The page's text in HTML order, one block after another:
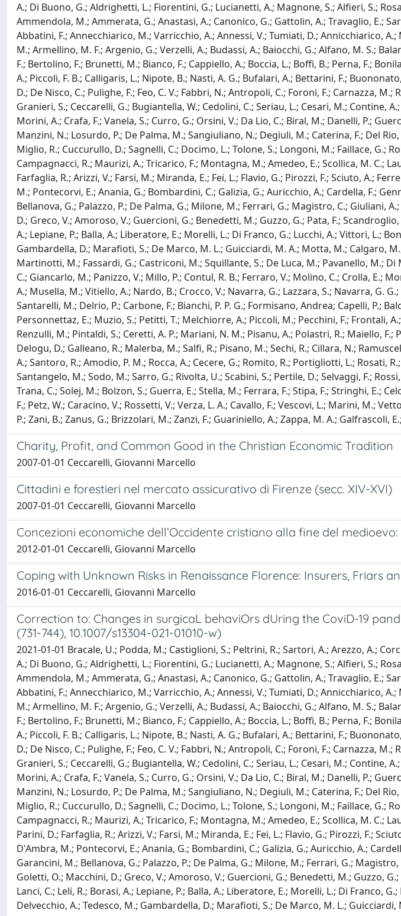
A.; Di Buono, G.; Aldrighetti, L.; Fiorentini, G.; Lucianetti, A.; Magnone, S.; Alfieri, S.;
Ammendola, M.; Ammerata, G.; Anastasi, A.; Canonico, G.; Gattolin, A.; Travaglio, E.;
Abbatini, F.; Annecchiarico, M.; Varricchio, A.; Annessi, V.; Tumiati, D.; Annicchiarico,
M.; Armellino, M. F.; Argenio, G.; Verzelli, A.; Budassi, A.; Baiocchi, G.; Alfano, M. S.;
F.; Bertolino, F.; Brunetti, M.; Bianco, F.; Cappiello, A.; Boccia, L.; Boffi, B.; Perna, F.;
A.; Piccoli, F. B.; Calligaris, L.; Nipote, B.; Nasti, A. G.; Bufalari, A.; Bettarini, F.;
D.; De Nisco, C.; Pulighe, F.; Feo, C. V.; Fabbri, N.; Antropoli, C.; Foroni, F.; Carnazza,
Granieri, S.; Ceccarelli, G.; Bugiantella, W.; Cedolini, C.; Seriau, L.; Cesari, M.; Contine,
Morini, A.; Crafa, F.; Vanela, S.; Curro, G.; Orsini, V.; Da Lio, C.; Biral, M.; Danelli, P.;
Manzini, N.; Losurdo, P.; De Palma, M.; Sangiuliano, N.; Degiuli, M.; Caterina, F.; Del
Miglio, R.; Cuccurullo, D.; Sagnelli, C.; Docimo, L.; Tolone, S.; Longoni, M.; Faillace, G.;
Campagnacci, R.; Maurizi, A.; Tricarico, F.; Montagna, M.; Amedeo, E.; Scollica, M. C.;
Farfaglia, R.; Arizzi, V.; Farsi, M.; Miranda, E.; Fei, L.; Flavio, G.; Pirozzi, F.; Sciuto, A.;
M.; Pontecorvi, E.; Anania, G.; Bombardini, C.; Galizia, G.; Auricchio, A.; Cardella, F.;
Bellanova, G.; Palazzo, P.; De Palma, G.; Milone, M.; Ferrari, G.; Magistro, C.; Giuliani,
D.; Greco, V.; Amoroso, V.; Guercioni, G.; Benedetti, M.; Guzzo, G.; Pata, F.;
A.; Lepiane, P.; Balla, A.; Liberatore, E.; Morelli, L.; Di Franco, G.; Lucchi, A.; Vittori, L.;
Gambardella, D.; Marafioti, S.; De Marco, M. L.; Guicciardi, M. A.; Motta, M.; Calgaro,
Martinotti, M.; Fassardi, G.; Castriconi, M.; Squillante, S.; De Luca, M.; Pavanello, M.;
C.; Giancarlo, M.; Panizzo, V.; Millo, P.; Contul, R. B.; Ferraro, V.; Molino, C.; Crolla,
A.; Musella, M.; Vitiello, A.; Nardo, B.; Crocco, V.; Navarra, G.; Lazzara, S.; Navarra, G.
Santarelli, M.; Delrio, P.; Carbone, F.; Bianchi, P. P. G.; Formisano, Andrea; Capelli, P.;
Personnettaz, E.; Muzio, S.; Petitti, T.; Melchiorre, A.; Piccoli, M.; Pecchini, F.; Frontali,
Renzulli, M.; Pintaldi, S.; Ceretti, A. P.; Mariani, N. M.; Pisanu, A.; Polastri, R.; Maiello,
Delogu, D.; Galleano, R.; Malerba, M.; Salfi, R.; Pisano, M.; Sechi, R.; Cillara, N.;
A.; Santoro, R.; Amodio, P. M.; Rocca, A.; Cecere, G.; Romito, R.; Portigliotti, L.; Rosati,
Santangelo, M.; Sodo, M.; Sarro, G.; Rivolta, U.; Scabini, S.; Pertile, D.; Selvaggi, F.;
Trana, C.; Solej, M.; Bolzon, S.; Guerra, E.; Stella, M.; Ferrara, F.; Stipa, F.; Stringhi, E.;
F.; Petz, W.; Caracino, V.; Rossetti, V.; Verza, L. A.; Cavallo, F.; Vescovi, L.; Marini, M.;
P.; Zani, B.; Zanus, G.; Brizzolari, M.; Zanzi, F.; Guariniello, A.; Zappa, M. A.; Galfrascoli,
Charity, Profit, and Common Good in the Christian Economic Tradition
2007-01-01 Ceccarelli, Giovanni Marcello
Cittadini e forestieri nel mercato assicurativo di Firenze (secc. XIV-XVI)
2007-01-01 Ceccarelli, Giovanni Marcello
Concezioni economiche dell’Occidente cristiano alla fine del
2012-01-01 Ceccarelli, Giovanni Marcello
Coping with Unknown Risks in Renaissance Florence: Insurers, Friars
2016-01-01 Ceccarelli, Giovanni Marcello
Correction to: Changes in surgicaL behaviOrs dUring the CoviD-19
(731-744), 10.1007/s13304-021-01010-w)
2021-01-01 Bracale, U.; Podda, M.; Castiglioni, S.; Peltrini, R.; Sartori, A.; Arezzo, A.;
A.; Di Buono, G.; Aldrighetti, L.; Fiorentini, G.; Lucianetti, A.; Magnone, S.; Alfieri, S.;
Ammendola, M.; Ammerata, G.; Anastasi, A.; Canonico, G.; Gattolin, A.; Travaglio, E.;
Abbatini, F.; Annecchiarico, M.; Varricchio, A.; Annessi, V.; Tumiati, D.; Annicchiarico,
M.; Armellino, M. F.; Argenio, G.; Verzelli, A.; Budassi, A.; Baiocchi, G.; Alfano, M. S.;
F.; Bertolino, F.; Brunetti, M.; Bianco, F.; Cappiello, A.; Boccia, L.; Boffi, B.; Perna, F.;
A.; Piccoli, F. B.; Calligaris, L.; Nipote, B.; Nasti, A. G.; Bufalari, A.; Bettarini, F.;
D.; De Nisco, C.; Pulighe, F.; Feo, C. V.; Fabbri, N.; Antropoli, C.; Foroni, F.; Carnazza,
Granieri, S.; Ceccarelli, G.; Bugiantella, W.; Cedolini, C.; Seriau, L.; Cesari, M.; Contine,
Morini, A.; Crafa, F.; Vanela, S.; Curro, G.; Orsini, V.; Da Lio, C.; Biral, M.; Danelli, P.;
Manzini, N.; Losurdo, P.; De Palma, M.; Sangiuliano, N.; Degiuli, M.; Caterina, F.; Del
Miglio, R.; Cuccurullo, D.; Sagnelli, C.; Docimo, L.; Tolone, S.; Longoni, M.; Faillace, G.;
Campagnacci, R.; Maurizi, A.; Tricarico, F.; Montagna, M.; Amedeo, E.; Scollica, M. C.;
Parini, D.; Farfaglia, R.; Arizzi, V.; Farsi, M.; Miranda, E.; Fei, L.; Flavio, G.; Pirozzi, F.;
D'Ambra, M.; Pontecorvi, E.; Anania, G.; Bombardini, C.; Galizia, G.; Auricchio, A.;
Garancini, M.; Bellanova, G.; Palazzo, P.; De Palma, G.; Milone, M.; Ferrari, G.;
Goletti, O.; Macchini, D.; Greco, V.; Amoroso, V.; Guercioni, G.; Benedetti, M.; Guzzo,
Lanci, C.; Leli, R.; Borasi, A.; Lepiane, P.; Balla, A.; Liberatore, E.; Morelli, L.; Di Franco,
Delvecchio, A.; Tedesco, M.; Gambardella, D.; Marafioti, S.; De Marco, M. L.;